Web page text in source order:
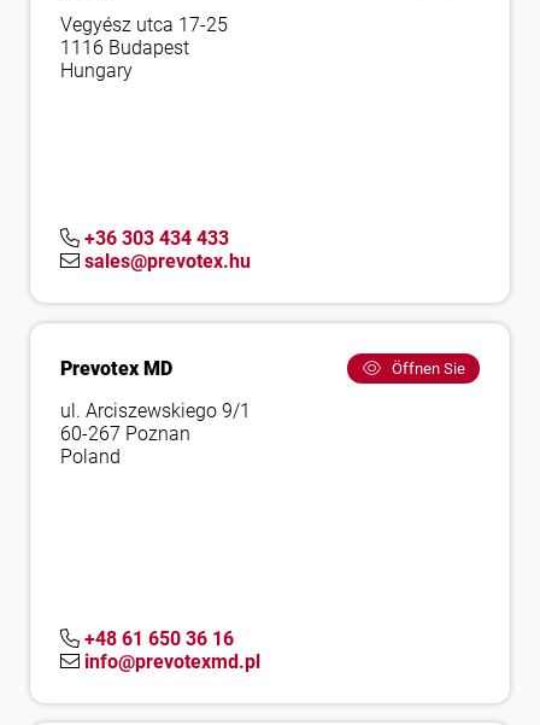
Vegyész utca 17-25
1116 Budapest
Hungary
+36 303 434 433
sales@prevotex.hu
Prevotex MD Öffnen Sie
ul. Arciszewskiego 9/1
60-267 Poznan
Poland
+48 61 650 36 16
info@prevotexmd.pl